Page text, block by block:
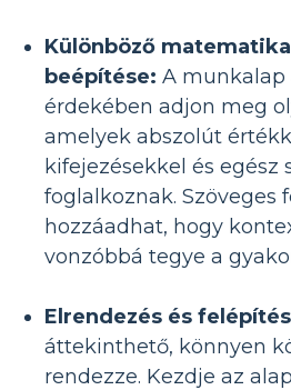
Különböző
beépítése: A munkalap
érdekében adjon meg
amelyek abszolút
kifejezésekkel és egész
foglalkoznak. Szöveges
hozzáadhat, hogy
vonzóbbá tegye a
Elrendezés és
áttekinthető, könnyen
rendezze. Kezdje az